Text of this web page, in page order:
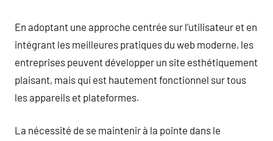
En adoptant une approche centrée sur l’utilisateur et en
intégrant les meilleures pratiques du web moderne, les
entreprises peuvent développer un site esthétiquement
plaisant, mais qui est hautement fonctionnel sur tous
les appareils et plateformes.
La nécessité de se maintenir à la pointe dans le